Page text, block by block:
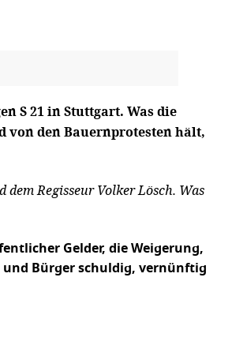
S 21 in Stuttgart. Was die
den Bauernprotesten hält,
Regisseur Volker Lösch. Was
Gelder, die Weigerung,
und Bürger schuldig, vernünftig